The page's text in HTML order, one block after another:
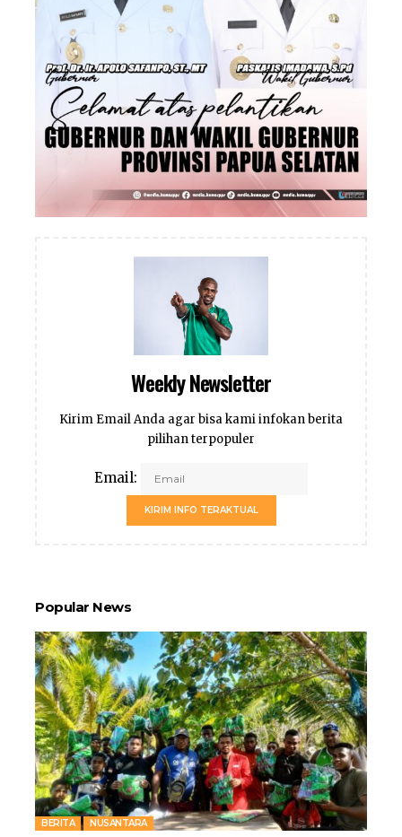
Weekly Newsletter
Kirim Email Anda agar bisa kami infokan berita
pilihan terpopuler
Email:
KIRIM INFO TERAKTUAL
Popular News
BERITA NUSANTARA